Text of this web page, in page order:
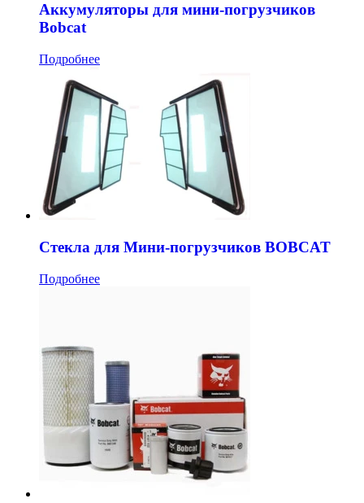
Аккумуляторы для мини-погрузчиков
Bobcat
Подробнее
Стекла для Мини-погрузчиков BOBCAT
Подробнее